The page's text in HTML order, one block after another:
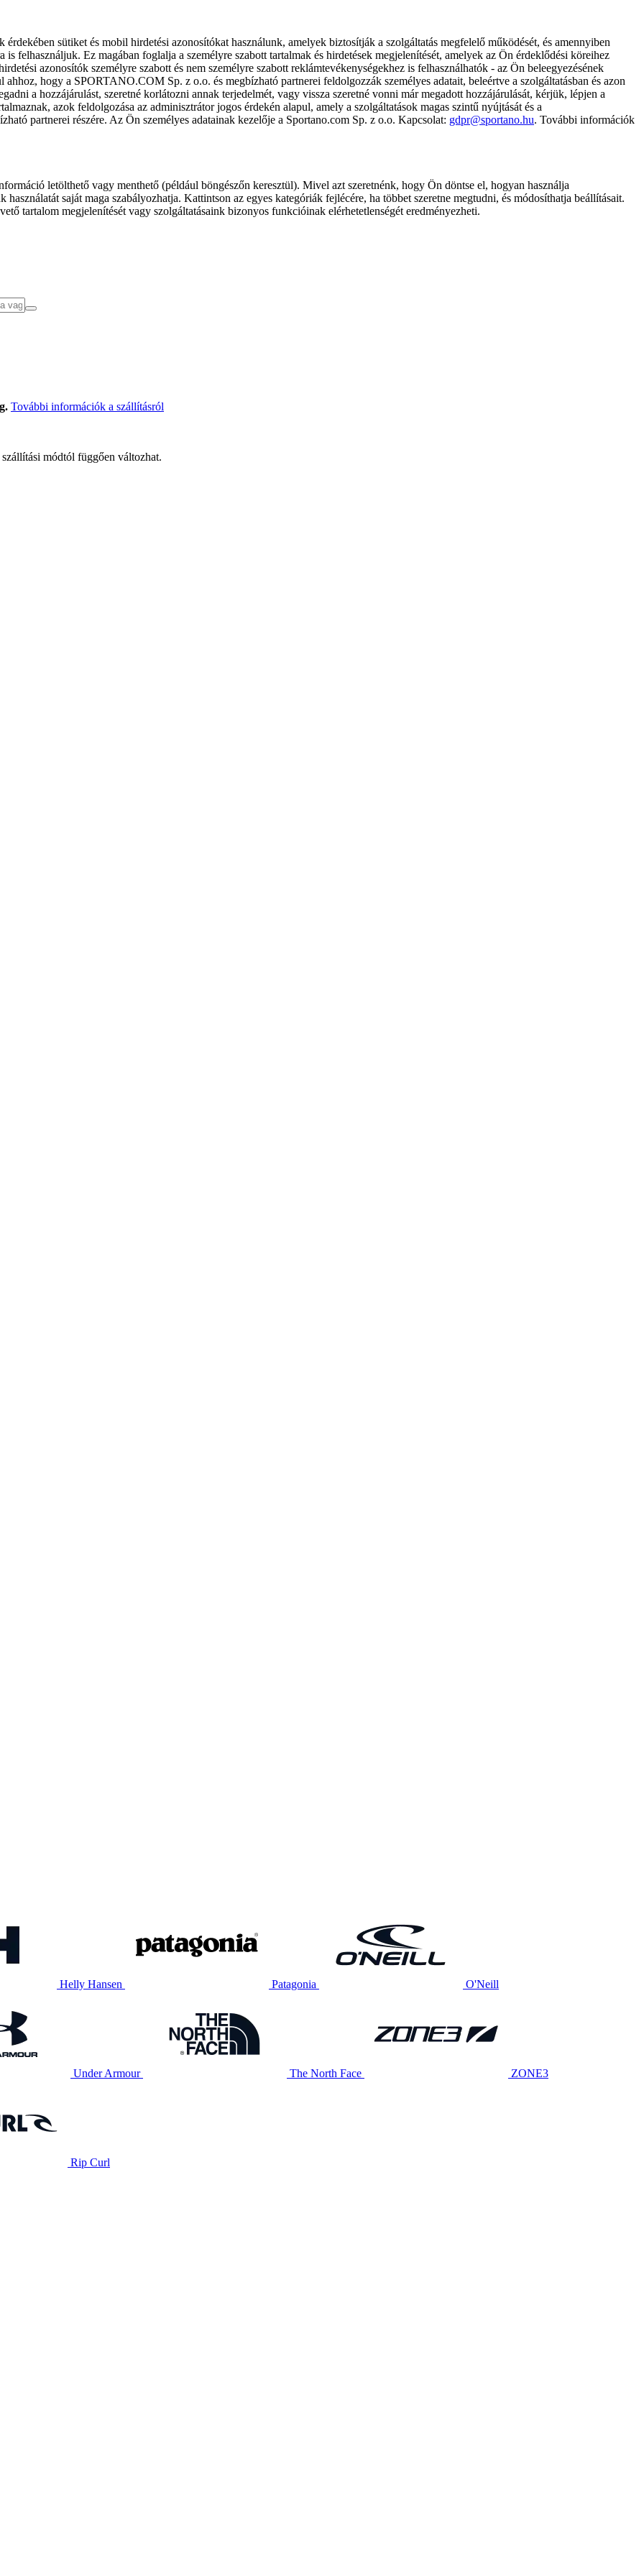
sütiket és mobil hirdetési azonosítókat használunk, amelyek biztosítják a szolgáltatás megfelelő működését, és amennyiben
is felhasználjuk. Ez magában foglalja a személyre szabott tartalmak és hirdetések megjelenítését, amelyek az Ön érdeklődési köreihez
azonosítók személyre szabott és nem személyre szabott reklámtevékenységekhez is felhasználhatók - az Ön beleegyezésének
hogy a SPORTANO.COM Sp. z o.o. és megbízható partnerei feldolgozzák személyes adatait, beleértve a szolgáltatásban és azon
a hozzájárulást, szeretné korlátozni annak terjedelmét, vagy vissza szeretné vonni már megadott hozzájárulását, kérjük, lépjen a
azok feldolgozása az adminisztrátor jogos érdekén alapul, amely a szolgáltatások magas szintű nyújtását és a
partnerei részére. Az Ön személyes adatainak kezelője a Sportano.com Sp. z o.o. Kapcsolat: gdpr@sportano.hu. További információk
letölthető vagy menthető (például böngészőn keresztül). Mivel azt szeretnénk, hogy Ön döntse el, hogyan használja
saját maga szabályozhatja. Kattintson az egyes kategóriák fejlécére, ha többet szeretne megtudni, és módosíthatja beállításait.
tartalom megjelenítését vagy szolgáltatásaink bizonyos funkcióinak elérhetetlenségét eredményezheti.
További információk a szállításról
módtól függően változhat.
Helly Hansen Patagonia O'Neill
Under Armour The North Face ZONE3
Rip Curl